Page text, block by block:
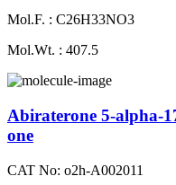
Mol.F. : C26H33NO3
Mol.Wt. : 407.5
Abiraterone 5-alpha-
one
CAT No: o2h-A002011